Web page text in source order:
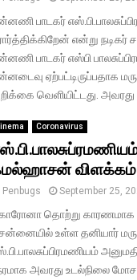
பாடகர்
என்று நடிகர்
பாடகர் எஸ்பி
ஏற்பட்டிருப்பதாக
வெளியிட்டது. அவரது
Coronavirus
விளக்கம்
Penbugs September 25,
தொற்று காரணமாக
உள்ள தனியார்
அவரது உடல்நிலை